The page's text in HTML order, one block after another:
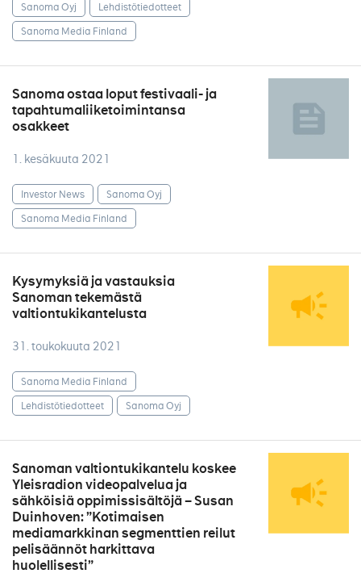
Sanoma Oyj
Lehdistötiedotteet
Sanoma Media Finland
Sanoma ostaa loput festivaali- ja
tapahtumaliiketoimintansa
osakkeet
1. kesäkuuta 2021
Investor News
Sanoma Oyj
Sanoma Media Finland
Kysymyksiä ja vastauksia
Sanoman tekemästä
valtiontukikantelusta
31. toukokuuta 2021
Sanoma Media Finland
Lehdistötiedotteet
Sanoma Oyj
Sanoman valtiontukikantelu koskee
Yleisradion videopalvelua ja
sähköisiä oppimissisältöjä – Susan
Duinhoven: ”Kotimaisen
mediamarkkinan segmenttien reilut
pelisäännöt harkittava
huolellisesti”